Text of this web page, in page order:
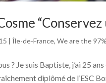
|Île-de-France,We are the 97%
? Je suis Baptiste, j’ai 25
diplômé de l’ESC